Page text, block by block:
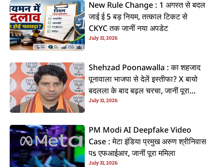
New Rule Change : 1 अगस्त से बदल
जाई ई 5 बड़ नियम, तत्काल टिकट से
CKYC तक जानीं नया अपडेट
July 31, 2026
Shehzad Poonawalla : का शहजाद
पूनावाला भाजपा से देलें इस्तीफा? X बायो
बदलला के बाद बढ़ल चरचा, जानीं पूरा
ममिला
July 31, 2026
PM Modi AI Deepfake Video
Case : मेटा इंडिया प्रमुख अरुण श्रीनिवास
पs एफआईआर, जानीं पूरा ममिला
July 31, 2026